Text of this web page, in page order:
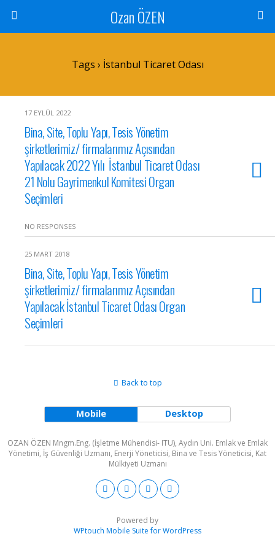
Ozan ÖZEN
Tags › İstanbul Ticaret Odası
17 EYLÜL 2022
Bina, Site, Toplu Yapı, Tesis Yönetim
şirketlerimiz/ firmalarımız Açısından
Yapılacak 2022 Yılı İstanbul Ticaret Odası
21 Nolu Gayrimenkul Komitesi Organ
Seçimleri
NO RESPONSES
25 MART 2018
Bina, Site, Toplu Yapı, Tesis Yönetim
şirketlerimiz/ firmalarımız Açısından
Yapılacak İstanbul Ticaret Odası Organ
Seçimleri
Back to top
Mobile Desktop
OZAN ÖZEN Mngm.Eng. (İşletme Mühendisi- ITU), Aydın Uni. Emlak ve Emlak
Yönetimi, İş Güvenliği Uzmanı, Enerji Yöneticisi, Bina ve Tesis Yöneticisi, Kat
Mülkiyeti Uzmanı
Powered by
WPtouch Mobile Suite for WordPress